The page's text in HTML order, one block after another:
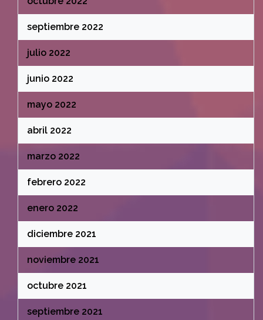
septiembre 2022
julio 2022
junio 2022
mayo 2022
abril 2022
marzo 2022
febrero 2022
enero 2022
diciembre 2021
noviembre 2021
octubre 2021
septiembre 2021